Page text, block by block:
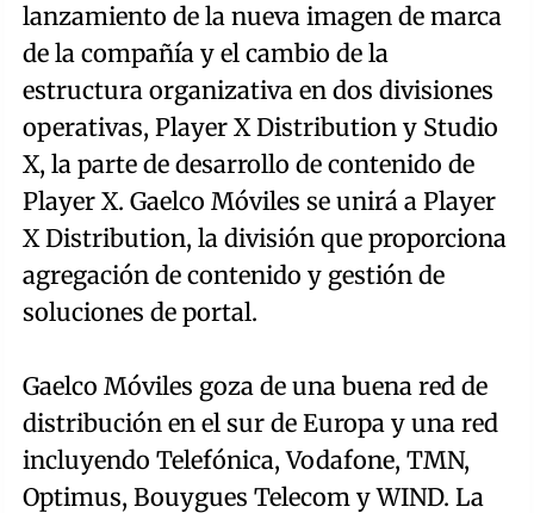
lanzamiento de la nueva imagen de marca
de la compañía y el cambio de la
estructura organizativa en dos divisiones
operativas, Player X Distribution y Studio
X, la parte de desarrollo de contenido de
Player X. Gaelco Móviles se unirá a Player
X Distribution, la división que proporciona
agregación de contenido y gestión de
soluciones de portal.
Gaelco Móviles goza de una buena red de
distribución en el sur de Europa y una red
incluyendo Telefónica, Vodafone, TMN,
Optimus, Bouygues Telecom y WIND. La